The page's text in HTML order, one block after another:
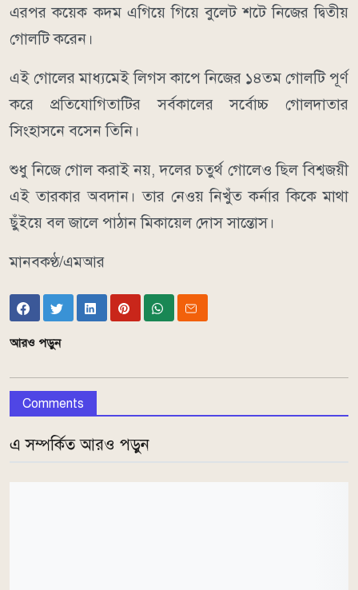
এরপর কয়েক কদম এগিয়ে গিয়ে বুলেট শটে নিজের দ্বিতীয়
গোলটি করেন।
এই গোলের মাধ্যমেই লিগস কাপে নিজের ১৪তম গোলটি পূর্ণ
করে প্রতিযোগিতাটির সর্বকালের সর্বোচ্চ গোলদাতার
সিংহাসনে বসেন তিনি।
শুধু নিজে গোল করাই নয়, দলের চতুর্থ গোলেও ছিল বিশ্বজয়ী
এই তারকার অবদান। তার নেওয় নিখুঁত কর্নার কিকে মাথা
ছুঁইয়ে বল জালে পাঠান মিকায়েল দোস সান্তোস।
মানবকণ্ঠ/এমআর
আরও পড়ুন
Comments
এ সম্পর্কিত আরও পড়ুন